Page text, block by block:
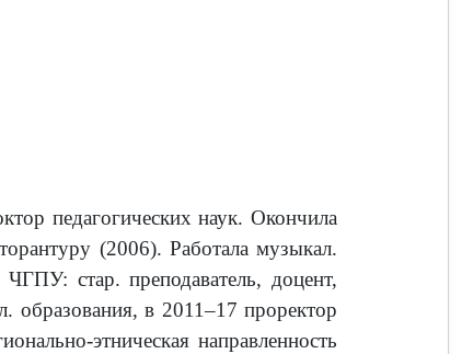
педагогических наук. Окончила
(2006). Работала музыкал.
стар. преподаватель, доцент,
образования, в 2011–17 проректор
этническая направленность